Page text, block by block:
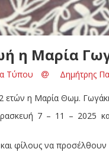
η Μαρία
Τύπου Δημήτρης
ετών η Μαρία Θωμ.
7 – 11 – 2025
φίλους να